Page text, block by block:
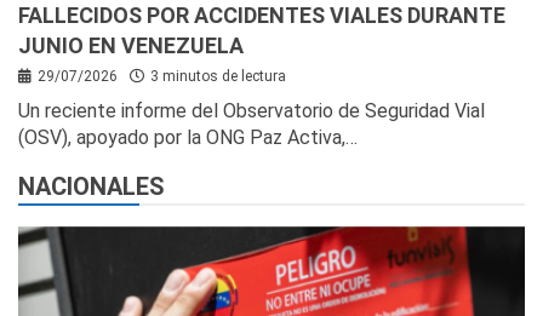
FALLECIDOS POR ACCIDENTES VIALES DURANTE
JUNIO EN VENEZUELA
29/07/2026 3 minutos de lectura
Un reciente informe del Observatorio de Seguridad Vial
(OSV), apoyado por la ONG Paz Activa,…
NACIONALES